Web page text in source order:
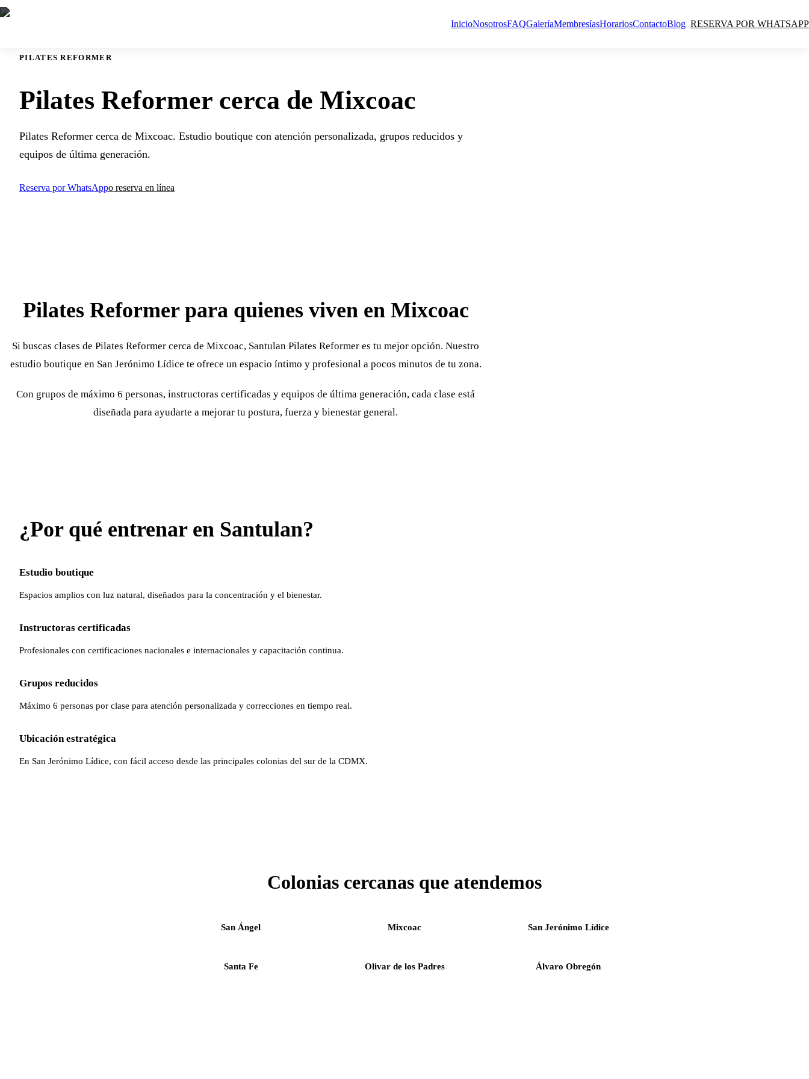
InicioNosotrosFAQGaleríaMembresíasHorariosContactoBlog RESERVA POR WHATSAPP
PILATES REFORMER
Pilates Reformer cerca de Mixcoac
Pilates Reformer cerca de Mixcoac. Estudio boutique con atención personalizada, grupos reducidos y
equipos de última generación.
Reserva por WhatsAppo reserva en línea
Pilates Reformer para quienes viven en Mixcoac
Si buscas clases de Pilates Reformer cerca de Mixcoac, Santulan Pilates Reformer es tu mejor opción. Nuestro
estudio boutique en San Jerónimo Lídice te ofrece un espacio íntimo y profesional a pocos minutos de tu zona.
Con grupos de máximo 6 personas, instructoras certificadas y equipos de última generación, cada clase está
diseñada para ayudarte a mejorar tu postura, fuerza y bienestar general.
¿Por qué entrenar en Santulan?
Estudio boutique
Espacios amplios con luz natural, diseñados para la concentración y el bienestar.
Instructoras certificadas
Profesionales con certificaciones nacionales e internacionales y capacitación continua.
Grupos reducidos
Máximo 6 personas por clase para atención personalizada y correcciones en tiempo real.
Ubicación estratégica
En San Jerónimo Lídice, con fácil acceso desde las principales colonias del sur de la CDMX.
Colonias cercanas que atendemos
San Ángel Mixcoac San Jerónimo Lídice
Santa Fe Olivar de los Padres Álvaro Obregón